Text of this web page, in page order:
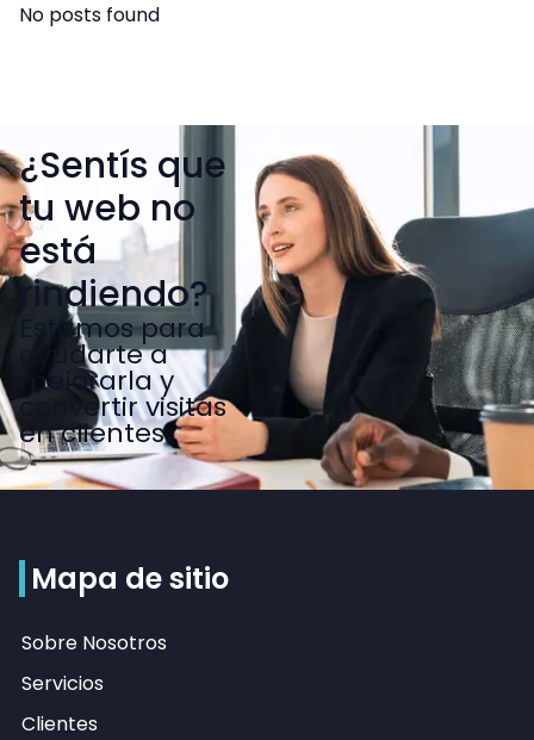
No posts found
¿Sentís que
tu web no
está
rindiendo?
Estamos para
ayudarte a
mejorarla y
convertir visitas
en clientes.
Mapa de sitio
Sobre Nosotros
Servicios
Clientes